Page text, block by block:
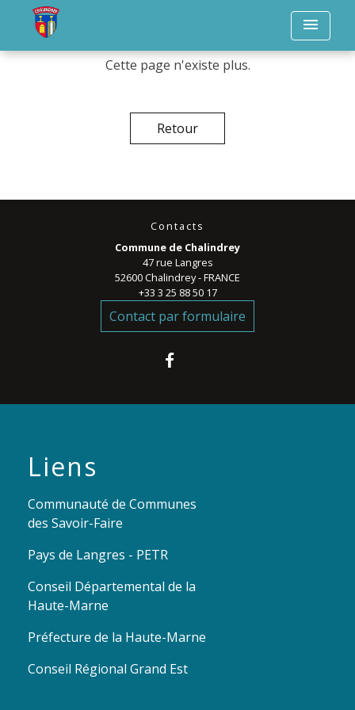
menu
Cette page n'existe plus.
Retour
Contacts
Commune de Chalindrey
47 rue Langres
52600 Chalindrey - FRANCE
+33 3 25 88 50 17
Contact par formulaire
Liens
Communauté de Communes
des Savoir-Faire
Pays de Langres - PETR
Conseil Départemental de la
Haute-Marne
Préfecture de la Haute-Marne
Conseil Régional Grand Est